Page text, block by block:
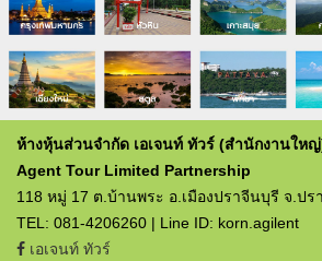
ห้างหุ้นส่วนจำกัด เอเจนท์ ทัวร์ (สำนักงานให
Agent Tour Limited Partnership
118 หมู่ 17 ต.บ้านพระ อ.เมืองปราจีนบุรี จ.ปร
TEL: 081-4206260 | Line ID: korn.agilent
เอเจนท์ ทัวร์